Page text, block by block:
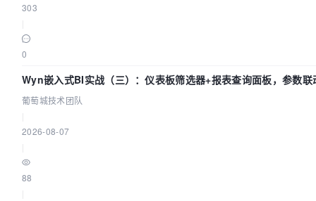
303
0
Wyn嵌入式BI实战（三）：仪表板筛选器+报表查询面板，参数联
葡萄城技术团队
2026-08-07
88